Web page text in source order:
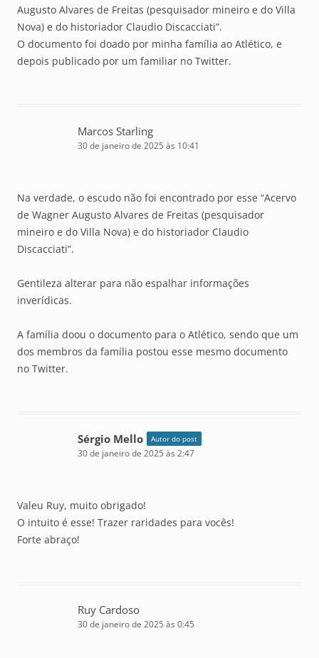
Augusto Alvares de Freitas (pesquisador mineiro e do Villa
Nova) e do historiador Claudio Discacciati”.
O documento foi doado por minha família ao Atlético, e
depois publicado por um familiar no Twitter.
Marcos Starling
30 de janeiro de 2025 às 10:41
Na verdade, o escudo não foi encontrado por esse “Acervo
de Wagner Augusto Alvares de Freitas (pesquisador
mineiro e do Villa Nova) e do historiador Claudio
Discacciati”.
Gentileza alterar para não espalhar informações
inverídicas.
A família doou o documento para o Atlético, sendo que um
dos membros da família postou esse mesmo documento
no Twitter.
Sérgio Mello Autor do post
30 de janeiro de 2025 às 2:47
Valeu Ruy, muito obrigado!
O intuito é esse! Trazer raridades para vocês!
Forte abraço!
Ruy Cardoso
30 de janeiro de 2025 às 0:45